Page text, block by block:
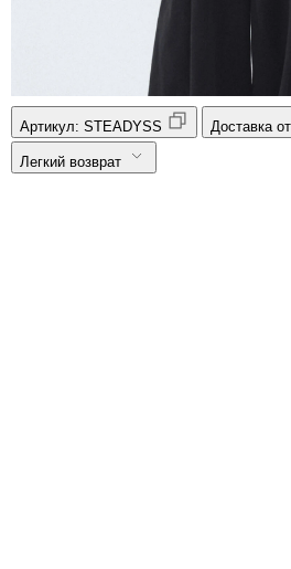
Артикул: STEADYSS Доставка
Легкий возврат